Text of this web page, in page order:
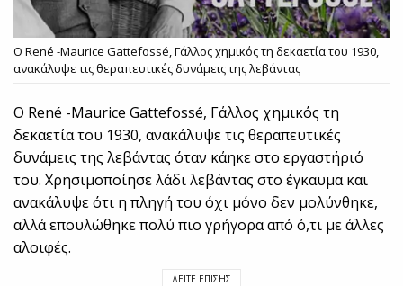
Ο René -Maurice Gattefossé, Γάλλος χημικός τη δεκαετία του 1930,
ανακάλυψε τις θεραπευτικές δυνάμεις της λεβάντας
Ο René -Maurice Gattefossé, Γάλλος χημικός τη
δεκαετία του 1930, ανακάλυψε τις θεραπευτικές
δυνάμεις της λεβάντας όταν κάηκε στο εργαστήριό
του. Χρησιμοποίησε λάδι λεβάντας στο έγκαυμα και
ανακάλυψε ότι η πληγή του όχι μόνο δεν μολύνθηκε,
αλλά επουλώθηκε πολύ πιο γρήγορα από ό,τι με άλλες
αλοιφές.
ΔΕΊΤΕ ΕΠΊΣΗΣ